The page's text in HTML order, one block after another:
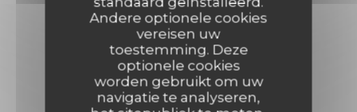
Andere optionele cookies
vereisen uw
toestemming. Deze
optionele cookies
worden gebruikt om uw
navigatie te analyseren,